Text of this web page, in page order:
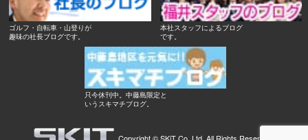
ゴルフ・自転車・山登りが
趣味の社長ブログです。
本社スタッフによるブログ
です。
只今休刊中。中藤島限定と
いうスキマチブログ。